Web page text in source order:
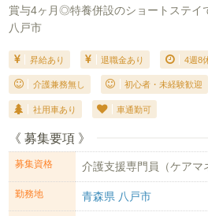
賞与4ヶ月◎特養併設のショートステイ
八戸市
昇給あり 退職金あり 4週8
介護兼務無し 初心者・未経験歓迎
社用車あり 車通勤可
《 募集要項 》
募集資格 介護支援専門員（ケアマ
勤務地 青森県 八戸市